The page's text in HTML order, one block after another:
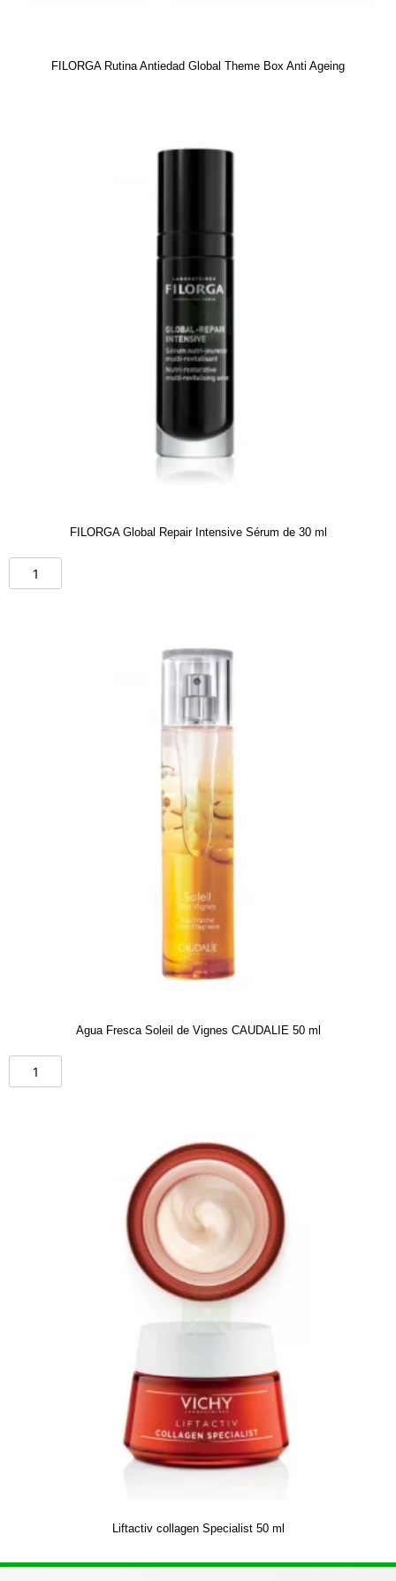
FILORGA Rutina Antiedad Global Theme Box Anti Ageing
FILORGA Global Repair Intensive Sérum de 30 ml
Agua Fresca Soleil de Vignes CAUDALIE 50 ml
Liftactiv collagen Specialist 50 ml